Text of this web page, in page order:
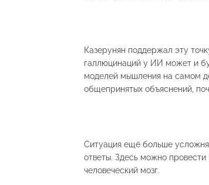
Казерунян поддержал эту
галлюцинаций у ИИ может и
моделей мышления на самом
общепринятых объяснений,
Ситуация ещё больше
ответы. Здесь можно
человеческий мозг.